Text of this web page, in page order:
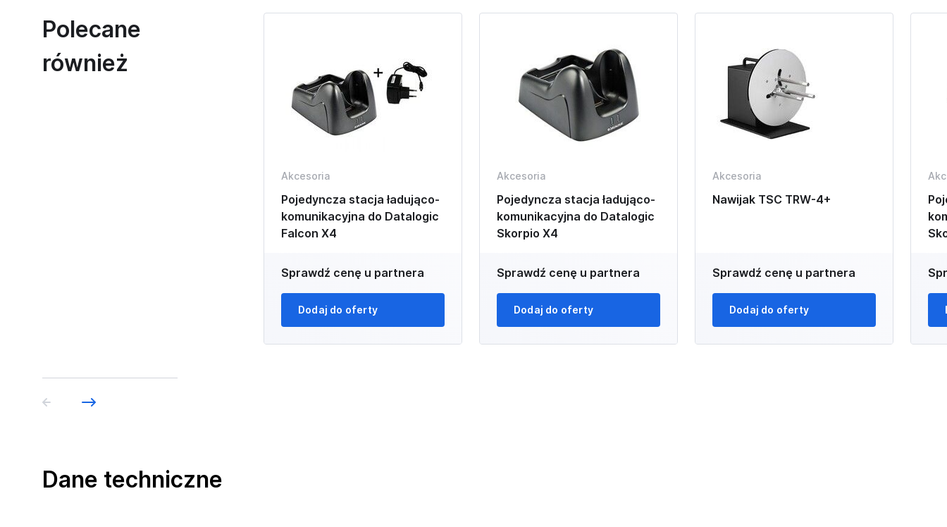
Polecane
również
Akcesoria
Pojedyncza stacja ładująco-
komunikacyjna do Datalogic
Falcon X4
Sprawdź cenę u partnera
Dodaj do oferty
Akcesoria
Pojedyncza stacja ładująco-
komunikacyjna do Datalogic
Skorpio X4
Sprawdź cenę u partnera
Dodaj do oferty
Akcesoria
Nawijak TSC TRW-4+
Sprawdź cenę u partnera
Dodaj do oferty
Dane techniczne